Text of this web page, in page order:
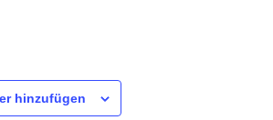
hinzufügen